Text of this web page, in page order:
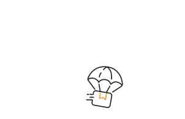
Ürün açıklamasında eksik bilgiler bulunuyor.
Ürün bilgilerinde hatalar bulunuyor.
Ürün fiyatı diğer sitelerden daha pahalı.